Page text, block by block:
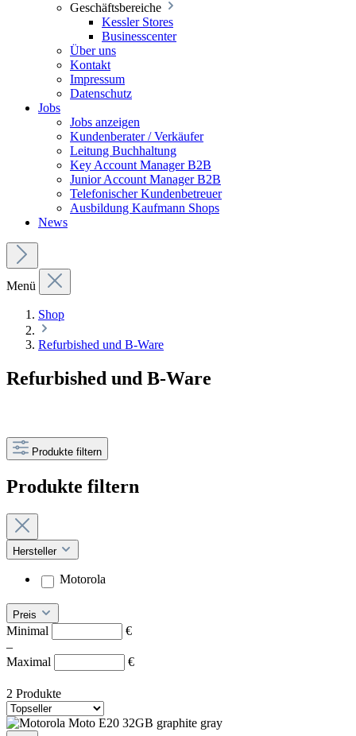
Geschäftsbereiche
Kessler Stores
Businesscenter
Über uns
Kontakt
Impressum
Datenschutz
Jobs
Jobs anzeigen
Kundenberater / Verkäufer
Leitung Buchhaltung
Key Account Manager B2B
Junior Account Manager B2B
Telefonischer Kundenbetreuer
Ausbildung Kaufmann Shops
News
Menü
Shop
Refurbished und B-Ware
Refurbished und B-Ware
Produkte filtern
Produkte filtern
Hersteller
Motorola
Preis
Minimal
€
–
Maximal
€
2 Produkte